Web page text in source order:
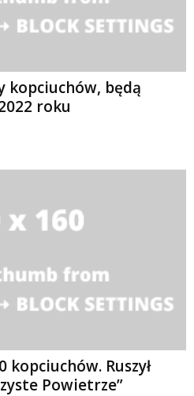
kopciuchów, będą
roku
kopciuchów. Ruszył
Powietrze”